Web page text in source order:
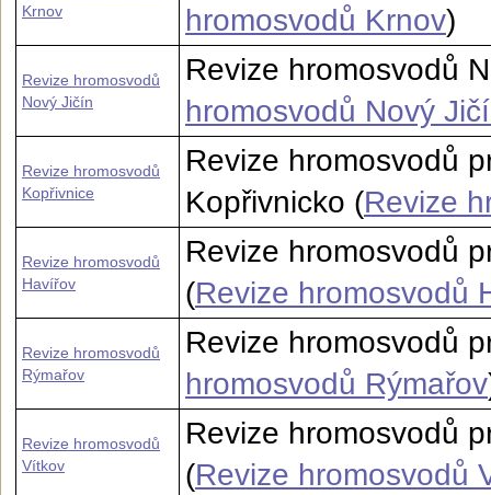
Krnov
hromosvodů Krnov)
Revize hromosvodů
Nový Jičín
Revize hromosvodů
hromosvodů Nový
Revize hromosvodů
Kopřivnice
Revize hromosvodů
Kopřivnicko (Revize
Revize hromosvodů
Havířov
Revize hromosvodů
(Revize hromosvodů
Revize hromosvodů
Rýmařov
Revize hromosvodů
hromosvodů Rýmařov
Revize hromosvodů
Vítkov
Revize hromosvodů
(Revize hromosvodů